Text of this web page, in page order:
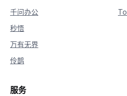
千问办公
秒悟
万有无界
伶鹊
服务